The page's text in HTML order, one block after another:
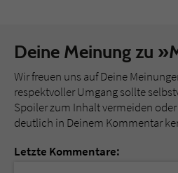
Deine Meinung zu
Wir freuen uns auf Deine
respektvoller Umgang sollte
Spoiler zum Inhalt vermeiden
deutlich in Deinem Kommentar
Letzte Kommentare: